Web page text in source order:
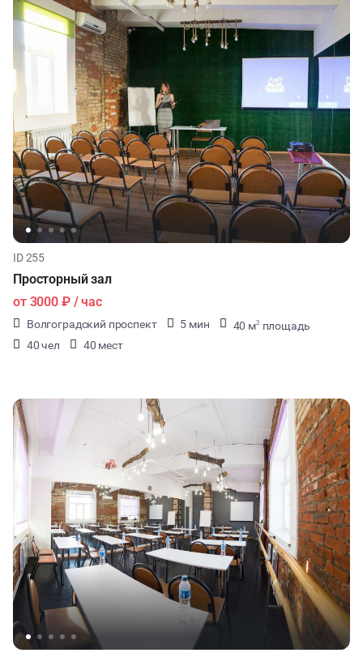
ID 255
Просторный зал
от 3000 ₽/ час
Волгоградский проспект 5 мин 40 м2 площадь
40 чел
40 мест